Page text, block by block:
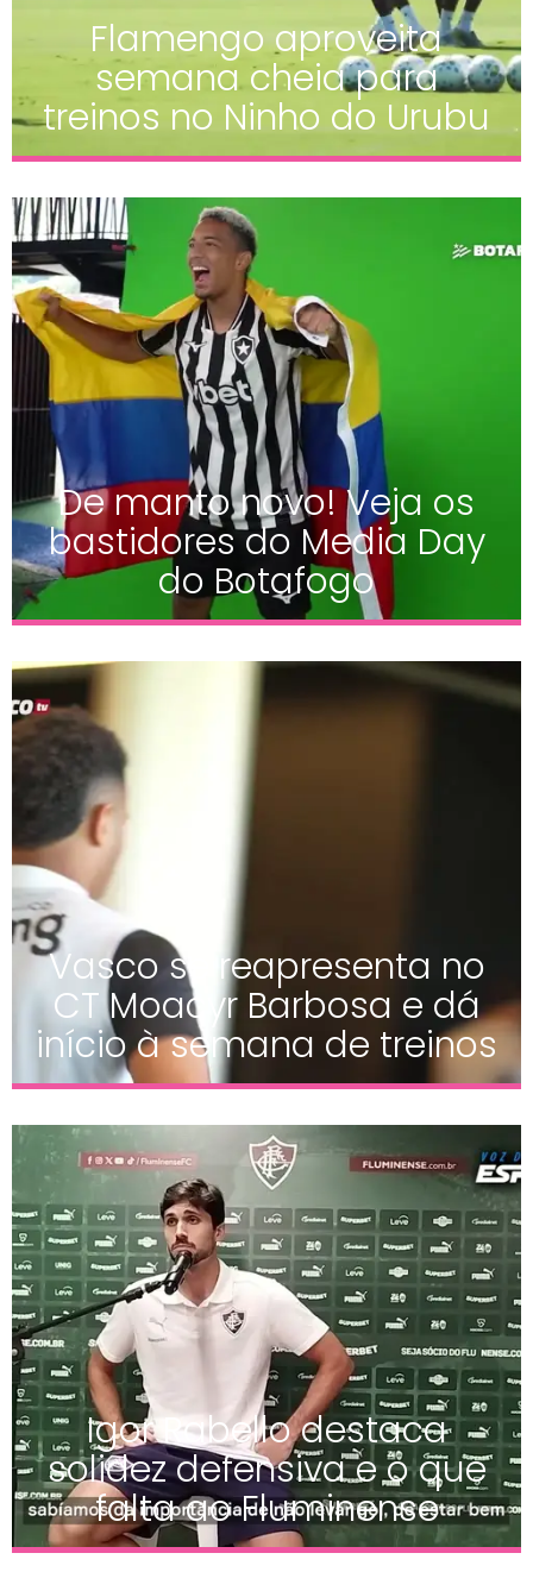
Flamengo aproveita
semana cheia para
treinos no Ninho do Urubu
De manto novo! Veja os
bastidores do Media Day
do Botafogo
Vasco se reapresenta no
CT Moacyr Barbosa e dá
início à semana de treinos
Igor Rabello destaca
solidez defensiva e o que
falta ao Fluminense